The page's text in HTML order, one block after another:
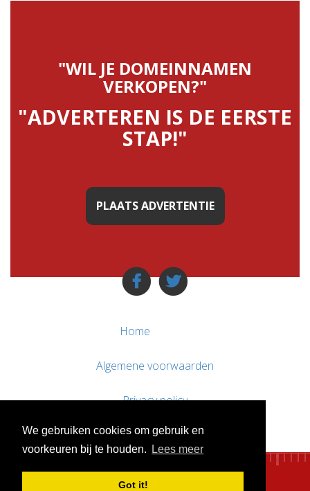
We gebruiken cookies om gebruik en
voorkeuren bij te houden.
Lees meer
Got it!
"WIL JE DOMEINNAMEN
VERKOPEN?"
"ADVERTEREN IS DE EERSTE
STAP!"
PLAATS ADVERTENTIE
Home
Algemene voorwaarden
Privacy policy
Contact / Support